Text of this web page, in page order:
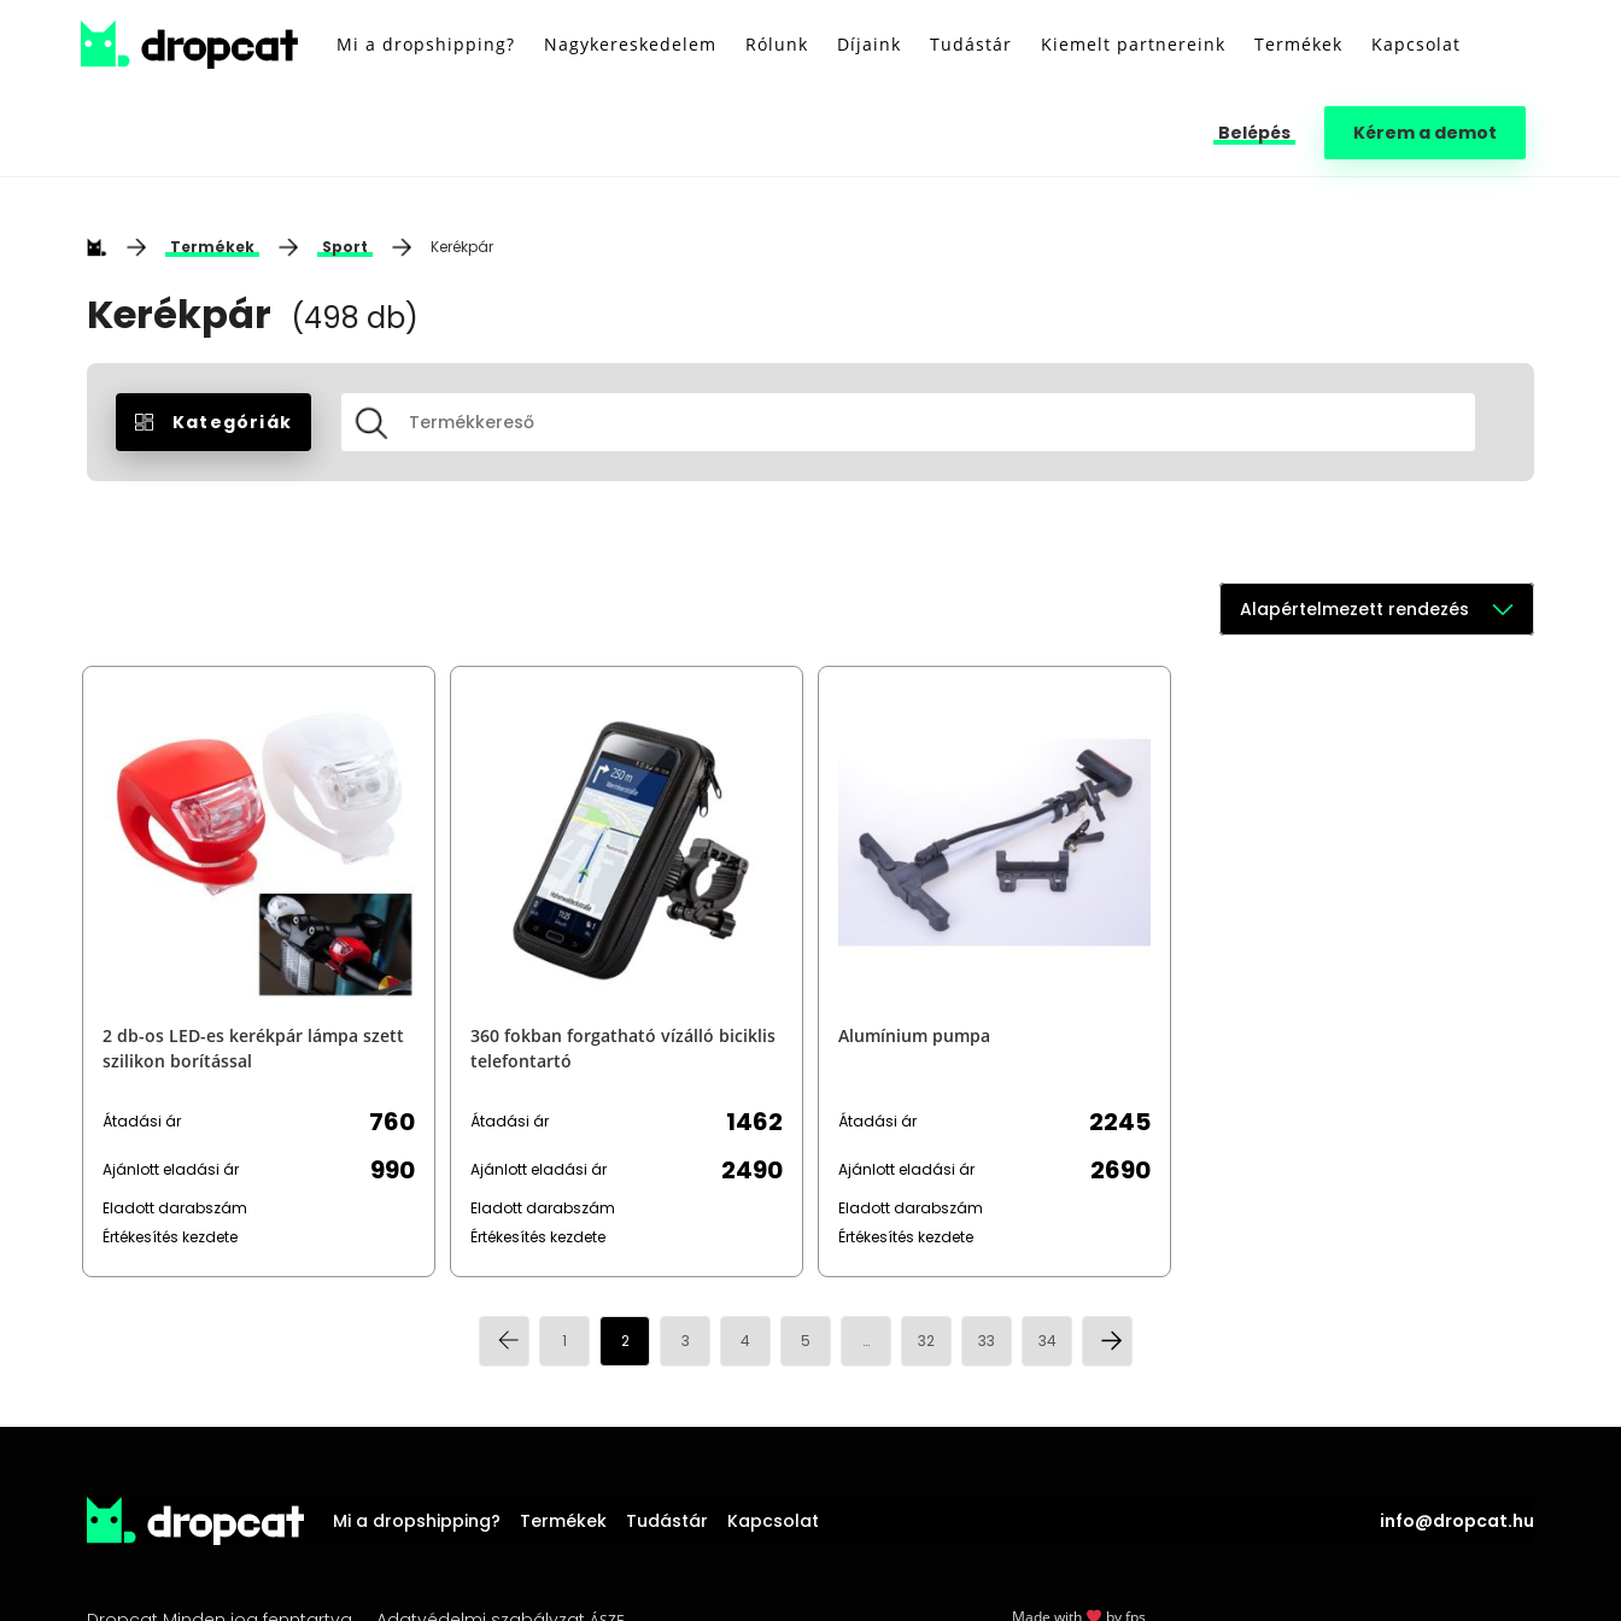
Mi a dropshipping? Nagykereskedelem Rólunk Díjaink Tudástár Kiemelt partnereink Termékek Kapcsolat
Belépés Kérem a demot
Termékek Sport Kerékpár
Kerékpár (498 db)
Kategóriák
Alapértelmezett rendezés
2 db-os LED-es kerékpár lámpa szett
szilikon borítással
Átadási ár 760
Ajánlott eladási ár 990
Eladott darabszám
Értékesítés kezdete
360 fokban forgatható vízálló biciklis
telefontartó
Átadási ár 1462
Ajánlott eladási ár 2490
Eladott darabszám
Értékesítés kezdete
Alumínium pumpa
Átadási ár 2245
Ajánlott eladási ár 2690
Eladott darabszám
Értékesítés kezdete
1 2 3 4 5 … 32 33 34
Mi a dropshipping? Termékek Tudástár Kapcsolat info@dropcat.hu
Made with byfps